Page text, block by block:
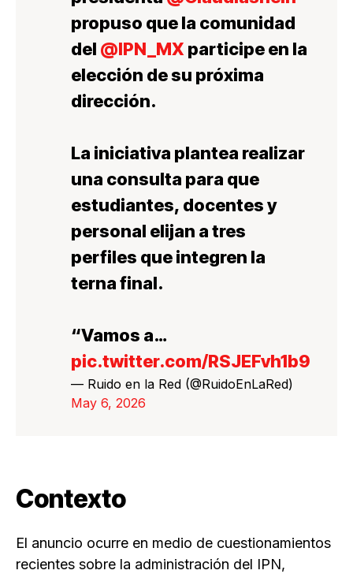
propuso que la comunidad
del @IPN_MX participe en la
elección de su próxima
dirección.
La iniciativa plantea realizar
una consulta para que
estudiantes, docentes y
personal elijan a tres
perfiles que integren la
terna final.
“Vamos a…
pic.twitter.com/RSJEFvh1b9
— Ruido en la Red (@RuidoEnLaRed)
May 6, 2026
Contexto
El anuncio ocurre en medio de cuestionamientos
recientes sobre la administración del IPN,